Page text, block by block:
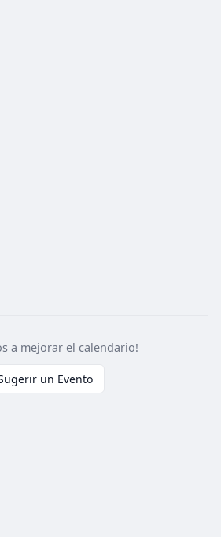
a mejorar el calendario!
un Evento